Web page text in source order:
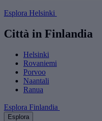
Esplora Helsinki
Città in Finlandia
Helsinki
Rovaniemi
Porvoo
Naantali
Ranua
Esplora Finlandia
Esplora